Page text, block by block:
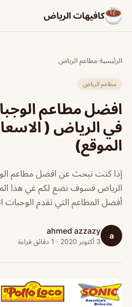
كافيهات الرياض
الرئيسية/مطاعم الرياض
مطاعم الرياض
افضل مطاعم
في الرياض (
الموقع)
إذا كنت تبحث عن افضل مطاعم
الرياض فسوف نضع لكم غي هذا
أفضل المطاعم التي تقدم
a
ahmed azzazy
3 أكتوبر 2020 · 1 دقائق قراءة